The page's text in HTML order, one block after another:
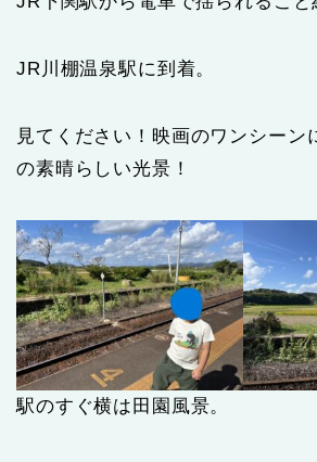
JR川棚温泉駅に到着。
見てください！映画のワンシーン
の素晴らしい光景！
駅のすぐ横は田園風景。